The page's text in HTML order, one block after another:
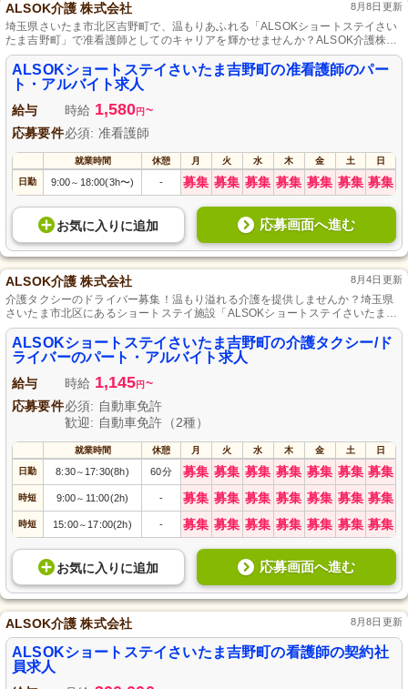
ALSOK介護 株式会社 8月8日更新
埼玉県さいたま市北区吉野町で、温もりあふれる「ALSOKショートステイさい
たま吉野町」で准看護師としてのキャリアを輝かせませんか？ALSOK介護株式
会社が運営する当施設では、利用者様にやさしい医療ケアを提供するスタッフ
を募集しています。パート・アルバイトでの勤務で、ライフスタイルに合わせ
た柔軟な働き方が可能。資格を活かし、心温まるケアを一緒に提供しましょ
う。応募お待ちしています。
ALSOKショートステイさいたま吉野町の准看護師のパー
ト・アルバイト求人
給与 時給 1,580円 ~
応募要件必須: 准看護師
就業時間 休憩 月 火 水 木 金 土 日
日勤 9:00～ 18:00(3h〜) - 募集 募集 募集 募集 募集 募集 募集
お気に入り に追加 応募画面へ進む
ALSOK介護 株式会社 8月4日更新
介護タクシーのドライバー募集！温もり溢れる介護を提供しませんか？埼玉県
さいたま市北区にあるショートステイ施設「ALSOKショートステイさいたま吉
野町」で、利用者様の心地良い移動をサポートするお仕事です。未経験歓迎、
充実の研修でバックアップ。パート・アルバイトとして柔軟な働き方が可能で
す。あなたの優しさで利用者様の一日を支えましょう。
ALSOKショートステイさいたま吉野町の介護タクシー/ド
ライバーのパート・アルバイト求人
給与 時給 1,145円 ~
応募要件必須: 自動車免許
歓迎: 自動車免許（2種）
就業時間 休憩 月 火 水 木 金 土 日
日勤 8:30～17:30(8h) 60分 募集 募集 募集 募集 募集 募集 募集
時短 9:00～ 11:00(2h) - 募集 募集 募集 募集 募集 募集 募集
時短 15:00～17:00(2h) - 募集 募集 募集 募集 募集 募集 募集
お気に入り に追加 応募画面へ進む
ALSOK介護 株式会社 8月8日更新
ALSOKショートステイさいたま吉野町の看護師の契約社
員求人